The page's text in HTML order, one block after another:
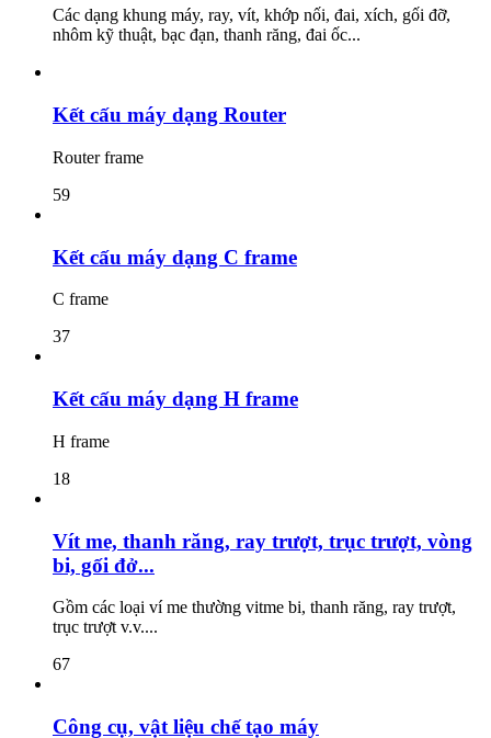
Các dạng khung máy, ray, vít, khớp nối, đai, xích, gối đỡ,
nhôm kỹ thuật, bạc đạn, thanh răng, đai ốc...
Kết cấu máy dạng Router
Router frame
59
Kết cấu máy dạng C frame
C frame
37
Kết cấu máy dạng H frame
H frame
18
Vít me, thanh răng, ray trượt, trục trượt, vòng
bi, gối đở...
Gồm các loại ví me thường vitme bi, thanh răng, ray trượt,
trục trượt v.v....
67
Công cụ, vật liệu chế tạo máy